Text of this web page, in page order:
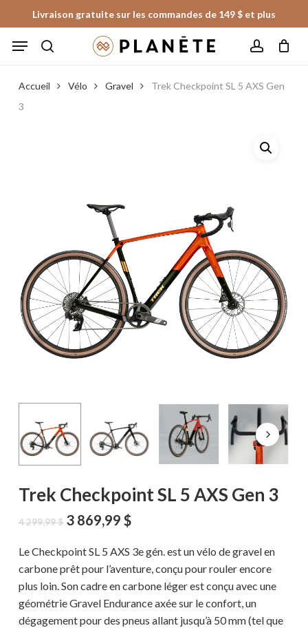
to
main
Livraison gratuite sur les commandes de 149 $ et plus
Menu
Fermer
le
panier
Accueil Vélo Gravel
Trek Checkpoint SL 5 AXS Gen
3
Trek Checkpoint SL 5 AXS Gen 3
4 299,99$ Le
initial
était :
4
299,99 $.
3 869,99 $Le
actuel
est :
3
869,99 $.
Le Checkpoint SL 5 AXS 3e gén. est un vélo de gravel en
carbone prêt pour l’aventure, conçu pour rouler encore
plus loin. Son cadre en carbone léger est conçu avec une
géométrie Gravel Endurance axée sur le confort, un
dégagement pour des pneus allant jusqu’à 50 mm (tel que